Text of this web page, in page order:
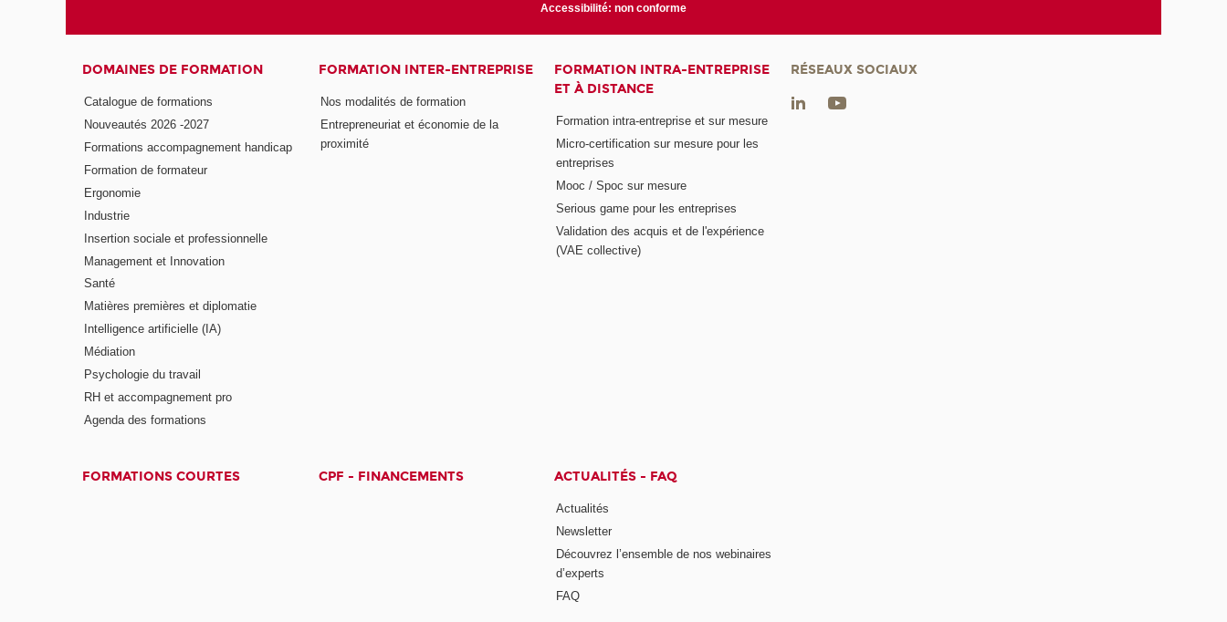
Accessibilité: non conforme
DOMAINES DE FORMATION
Catalogue de formations
Nouveautés 2026 -2027
Formations accompagnement handicap
Formation de formateur
Ergonomie
Industrie
Insertion sociale et professionnelle
Management et Innovation
Santé
Matières premières et diplomatie
Intelligence artificielle (IA)
Médiation
Psychologie du travail
RH et accompagnement pro
Agenda des formations
FORMATION INTER-ENTREPRISE
Nos modalités de formation
Entrepreneuriat et économie de la
proximité
FORMATION INTRA-ENTREPRISE
ET À DISTANCE
Formation intra-entreprise et sur mesure
Micro-certification sur mesure pour les
entreprises
Mooc / Spoc sur mesure
Serious game pour les entreprises
Validation des acquis et de l'expérience
(VAE collective)
FORMATIONS COURTES CPF - FINANCEMENTS ACTUALITÉS - FAQ
Actualités
Newsletter
Découvrez l’ensemble de nos webinaires
d’experts
FAQ
RÉSEAUX SOCIAUX